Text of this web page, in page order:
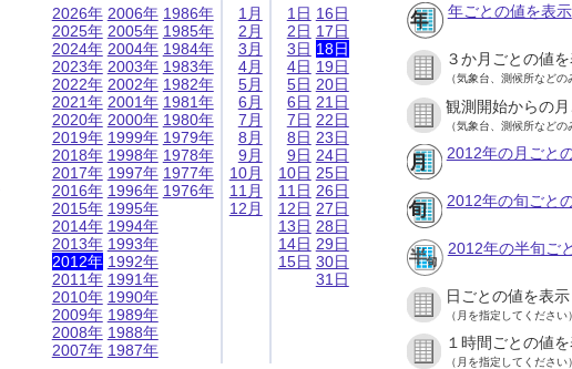
2026年
2025年
2024年
2023年
2022年
2021年
2020年
2019年
2018年
2017年
2016年
2015年
2014年
2013年
2012年
2011年
2010年
2009年
2008年
2007年
2006年
2005年
2004年
2003年
2002年
2001年
2000年
1999年
1998年
1997年
1996年
1995年
1994年
1993年
1992年
1991年
1990年
1989年
1988年
1987年
1986年
1985年
1984年
1983年
1982年
1981年
1980年
1979年
1978年
1977年
1976年
1月
2月
3月
4月
5月
6月
7月
8月
9月
10月
11月
12月
1日
2日
3日
4日
5日
6日
7日
8日
9日
10日
11日
12日
13日
14日
15日
16日
17日
18日
19日
20日
21日
22日
23日
24日
25日
26日
27日
28日
29日
30日
31日
年ごとの値を表示
３か月ごとの値
（気象台、測候所などの
観測開始からの
（気象台、測候所などの
2012年の月ごと
2012年の旬ごと
2012年の半旬ご
日ごとの値を表示
（月を指定してください）
１時間ごとの値
（月を指定してください）